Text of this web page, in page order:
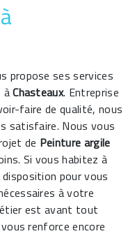
propose ses services
àChasteaux. Entreprise
faire de qualité, nous
satisfaire. Nous vous
de Peinture argile
Si vous habitez à
pour vous
à votre
est avant tout
renforce encore